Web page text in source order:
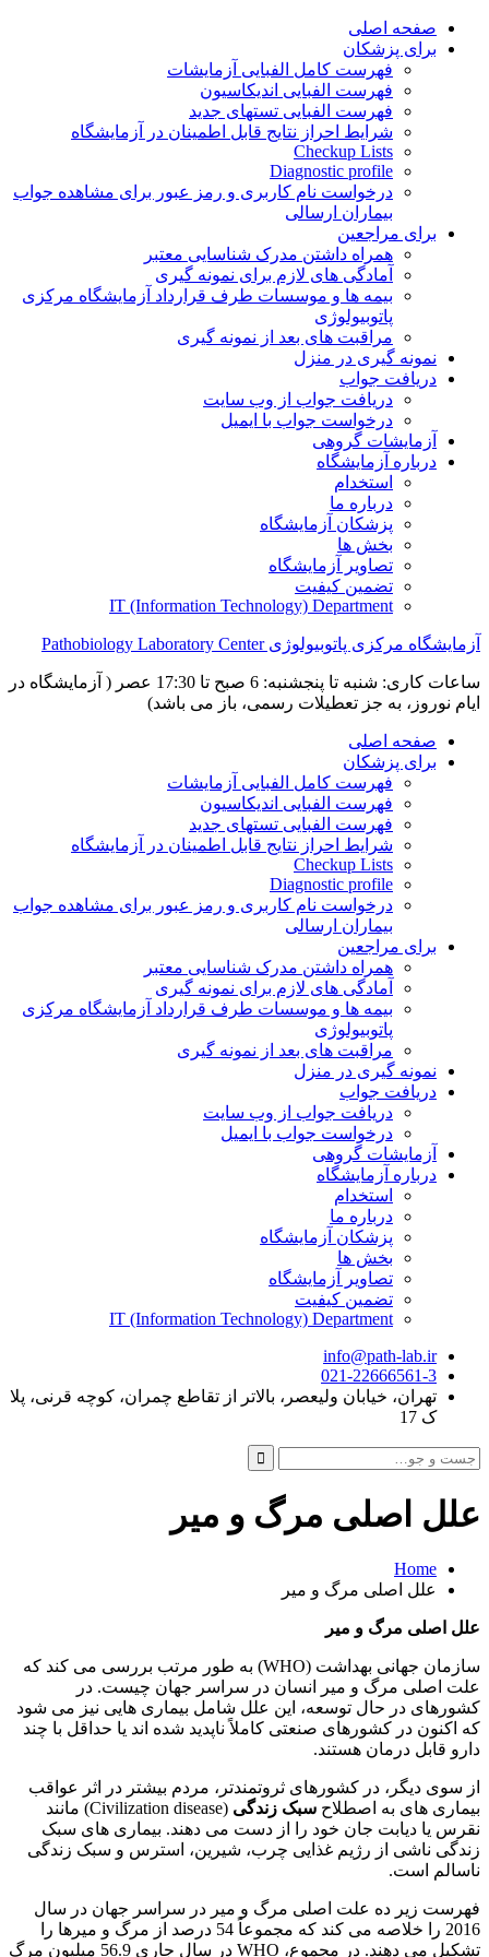
Skip
صفحه اصلی
برای پزشکان
فهرست کامل الفبایی آزمایشات
فهرست الفبایی اندیکاسیون
فهرست الفبایی تستهای جدید
شرایط احراز نتایج قابل اطمینان در آزمایشگاه
Checkup Lists
Diagnostic profile
درخواست نام کاربری و رمز عبور برای مشاهده جواب
بیماران ارسالی
برای مراجعین
همراه داشتن مدرک شناسایی معتبر
آمادگی های لازم برای نمونه گیری
بیمه ها و موسسات طرف قرارداد آزمایشگاه مرکزی
پاتوبیولوژی
مراقبت های بعد از نمونه گیری
نمونه گیری در منزل
دریافت جواب
دریافت جواب از وب سایت
درخواست جواب با ایمیل
آزمایشات گروهی
درباره آزمایشگاه
استخدام
درباره ما
پزشکان آزمایشگاه
بخش ها
تصاویر آزمایشگاه
تضمین کیفیت
IT (Information Technology) Department
آزمایشگاه مرکزی پاتوبیولوژی Pathobiology Laboratory Center
ساعات کاری: شنبه تا پنجشنبه: 6 صبح تا 17:30 عصر ( آزمایشگاه در
ایام نوروز، به جز تعطیلات رسمی، باز می باشد)
صفحه اصلی
برای پزشکان
فهرست کامل الفبایی آزمایشات
فهرست الفبایی اندیکاسیون
فهرست الفبایی تستهای جدید
شرایط احراز نتایج قابل اطمینان در آزمایشگاه
Checkup Lists
Diagnostic profile
درخواست نام کاربری و رمز عبور برای مشاهده جواب
بیماران ارسالی
برای مراجعین
همراه داشتن مدرک شناسایی معتبر
آمادگی های لازم برای نمونه گیری
بیمه ها و موسسات طرف قرارداد آزمایشگاه مرکزی
پاتوبیولوژی
مراقبت های بعد از نمونه گیری
نمونه گیری در منزل
دریافت جواب
دریافت جواب از وب سایت
درخواست جواب با ایمیل
آزمایشات گروهی
درباره آزمایشگاه
استخدام
درباره ما
پزشکان آزمایشگاه
بخش ها
تصاویر آزمایشگاه
تضمین کیفیت
IT (Information Technology) Department
info@path-lab.ir
021-22666561-3
تهران، خیابان ولیعصر، بالاتر از تقاطع چمران، کوچه قرنی، پلا
ک 17
جست
و
برای:
علل اصلی مرگ و میر
Home
علل اصلی مرگ و میر
علل اصلی مرگ و میر
سازمان جهانی بهداشت (WHO) به طور مرتب بررسی می کند که
علت اصلی مرگ و میر انسان در سراسر جهان چیست. در
کشورهای در حال توسعه، این علل شامل بیماری هایی نیز می شود
که اکنون در کشورهای صنعتی کاملاً ناپدید شده اند یا حداقل با چند
دارو قابل درمان هستند.
از سوی دیگر، در کشورهای ثروتمندتر، مردم بیشتر در اثر عواقب
بیماری های به اصطلاح سبک زندگی
(Civilization disease) مانند
نقرس یا دیابت جان خود را از دست می دهند. بیماری های سبک
زندگی ناشی از رژیم غذایی چرب، شیرین، استرس و سبک زندگی
ناسالم است.
فهرست زیر ده علت اصلی مرگ و میر در سراسر جهان در سال
2016 را خلاصه می کند که مجموعاً 54 درصد از مرگ و میرها را
تشکیل می دهند. در مجموع، WHO در سال جاری 56.9 میلیون مرگ